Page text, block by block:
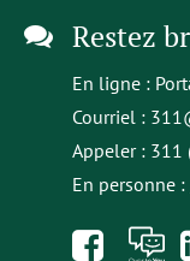
Restez
En ligne :
Courriel :
Appeler :
En personne :
Like À